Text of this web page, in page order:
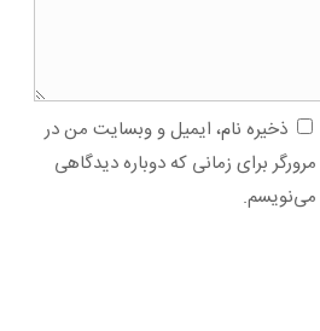
ذخیره نام، ایمیل و وبسایت من در
مرورگر برای زمانی که دوباره دیدگاهی
می‌نویسم.